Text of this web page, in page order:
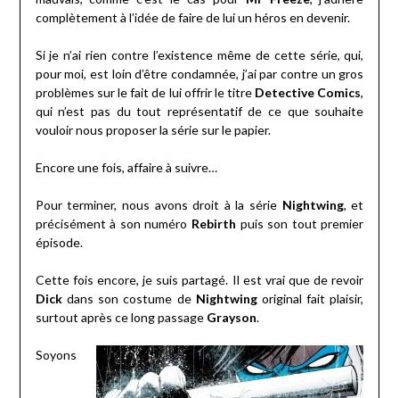
complètement à l’idée de faire de lui un héros en devenir.
Si je n’ai rien contre l’existence même de cette série, qui,
pour moi, est loin d’être condamnée, j’ai par contre un gros
problèmes sur le fait de lui offrir le titre Detective Comics,
qui n’est pas du tout représentatif de ce que souhaite
vouloir nous proposer la série sur le papier.
Encore une fois, affaire à suivre…
Pour terminer, nous avons droit à la série Nightwing, et
précisément à son numéro Rebirth puis son tout premier
épisode.
Cette fois encore, je suis partagé. Il est vrai que de revoir
Dickdans son costume de Nightwingoriginal fait plaisir,
surtout après ce long passage Grayson.
Soyons